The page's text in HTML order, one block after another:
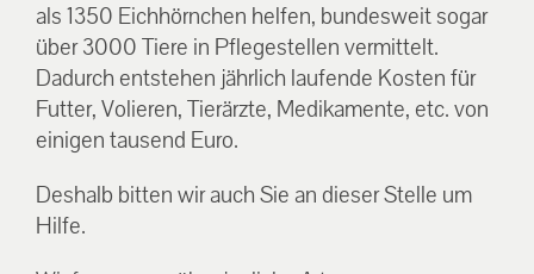
als 1350 Eichhörnchen helfen, bundesweit sogar
über 3000 Tiere in Pflegestellen vermittelt.
Dadurch entstehen jährlich laufende Kosten für
Futter, Volieren, Tierärzte, Medikamente, etc. von
einigen tausend Euro.
Deshalb bitten wir auch Sie an dieser Stelle um
Hilfe.